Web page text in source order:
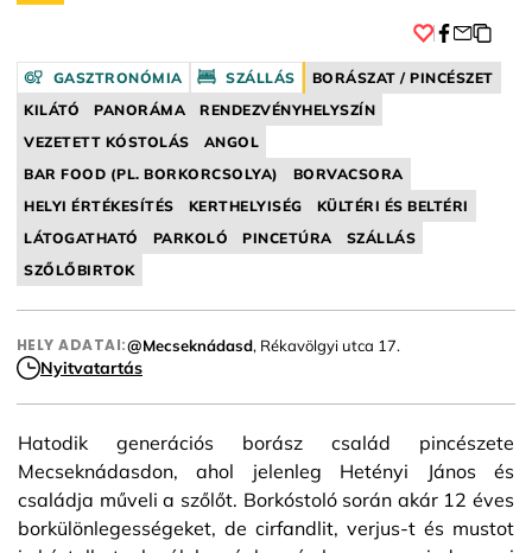
GASZTRONÓMIA SZÁLLÁS
BORÁSZAT / PINCÉSZET
KILÁTÓ
PANORÁMA
RENDEZVÉNYHELYSZÍN
VEZETETT KÓSTOLÁS
ANGOL
BAR FOOD (PL. BORKORCSOLYA)
BORVACSORA
HELYI ÉRTÉKESÍTÉS
KERTHELYISÉG
KÜLTÉRI ÉS BELTÉRI
LÁTOGATHATÓ
PARKOLÓ PINCETÚRA
SZÁLLÁS
SZŐLŐBIRTOK
HELY ADATAI:@Mecseknádasd, Rékavölgyi utca 17.
Nyitvatartás
Hatodik generációs borász család pincészete
Mecseknádasdon, ahol jelenleg Hetényi János és
családja műveli a szőlőt. Borkóstoló során akár 12 éves
borkülönlegességeket, de cirfandlit, verjus-t és mustot